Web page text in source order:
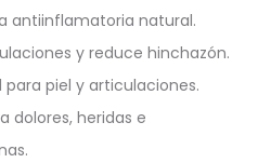
antiinflamatoria natural.
y reduce hinchazón.
para piel y articulaciones.
dolores, heridas e